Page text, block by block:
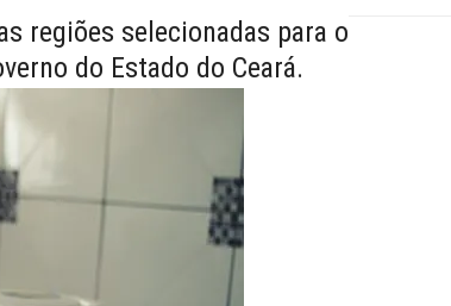
regiões selecionadas para o
do Estado do Ceará.